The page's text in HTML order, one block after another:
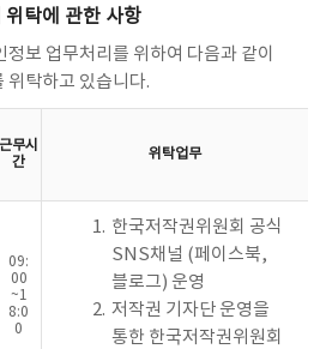
탁에 관한 사항
보 업무처리를 위하여 다음과 같이
위탁하고 있습니다.
근무시
간
위탁업무
09:
00
~1
8:0
0
1. 한국저작권위원회 공식
SNS채널 (페이스북,
블로그) 운영
2. 저작권 기자단 운영을
통한 한국저작권위원회